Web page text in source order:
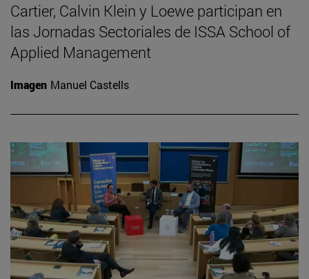
Cartier, Calvin Klein y Loewe participan en
las Jornadas Sectoriales de ISSA School of
Applied Management
Imagen Manuel Castells